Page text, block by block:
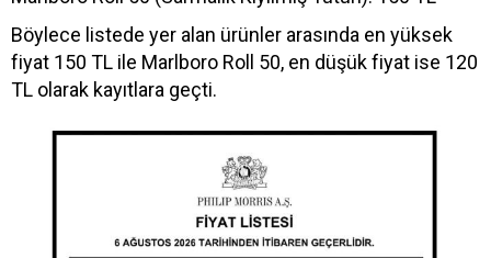
Böylece listede yer alan ürünler arasında en yüksek
fiyat 150 TL ile Marlboro Roll 50, en düşük fiyat ise 120
TL olarak kayıtlara geçti.